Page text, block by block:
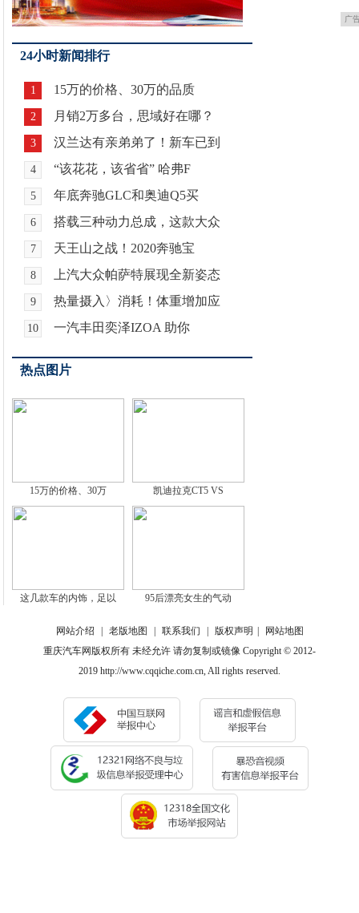
广
24小时新闻排行
1 15万的价格、30万的品质
2 月销2万多台，思域好在哪？
3 汉兰达有亲弟弟了！新车已到
4 “该花花，该省省” 哈弗F
5 年底奔驰GLC和奥迪Q5买
6 搭载三种动力总成，这款大众
7 天王山之战！2020奔驰宝
8 上汽大众帕萨特展现全新姿态
9 热量摄入〉消耗！体重增加应
10 一汽丰田奕泽IZOA 助你
热点图片
15万的价格、30万 凯迪拉克CT5 VS
这几款车的内饰，足以 95后漂亮女生的气动
网站介绍 老版地图 联系我们 版权声明
网站地图
重庆汽车网版权所有 未经允许 请勿复制或镜像 Copyright © 2012-
2019 http://www.cqqiche.com.cn, All rights reserved.